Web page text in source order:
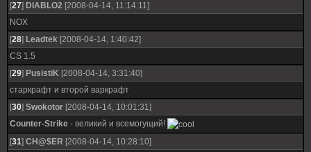
[27] DIABLO2 [2008-04-14, 11:14:11]
NOX
[28] Leadtek [2008-04-14, 1:40:42]
CS 1.5
[29] PusistiK [2008-04-14, 3:31:40]
старкрафт и второй варкрафт
[30] Swokotor [2008-04-14, 10:01:31]
Counter-Strike - великий и всемогущий!
[31] CH@$ER [2008-04-14, 10:28:10]